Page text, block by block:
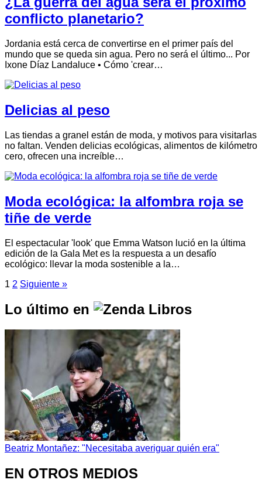
conflicto planetario?
Jordania está cerca de convertirse en el primer país del
mundo que se queda sin agua. Pero no será el último... Por
Ixone Díaz Landaluce • Cómo 'crear…
Delicias al peso
Las tiendas a granel están de moda, y motivos para visitarlas
no faltan. Venden delicias ecológicas, alimentos de kilómetro
cero, ofrecen una increíble…
Moda ecológica: la alfombra roja se
tiñe de verde
El espectacular 'look' que Emma Watson lució en la última
edición de la Gala Met es la respuesta a un desafío
ecológico: llevar la moda sostenible a la…
1 2 Siguiente »
Lo último en
Beatriz Montañez: "Necesitaba averiguar quién era"
EN OTROS MEDIOS